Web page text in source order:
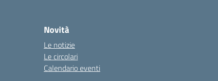
Novità
Le notizie
Le circolari
Calendario eventi